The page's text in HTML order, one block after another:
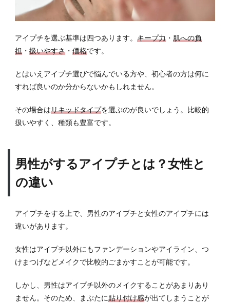
のや
や癖
のつ
け方
め
アイプチを選ぶ基準は四つあります。 キープ力 ・ 肌への負
担 ・ 扱いやすさ ・ 価格です。
とはいえアイプチ選びで悩んでいる方や、初心者の方は何に
すれば良いのか分からないかもしれません。
その場合はリキッドタイプを選ぶのが良いでしょう。比較的
扱いやすく、種類も豊富です。
男性がするアイプチとは？女性と
の違い
アイプチをする上で、男性のアイプチと女性のアイプチには
違いがあります。
女性はアイプチ以外にもファンデーションやアイライン、つ
けまつげなどメイクで比較的ごまかすことが可能です。
しかし、男性はアイプチ以外のメイクすることがあまりあり
ません。そのため、まぶたに貼り付け感が出てしまうことが